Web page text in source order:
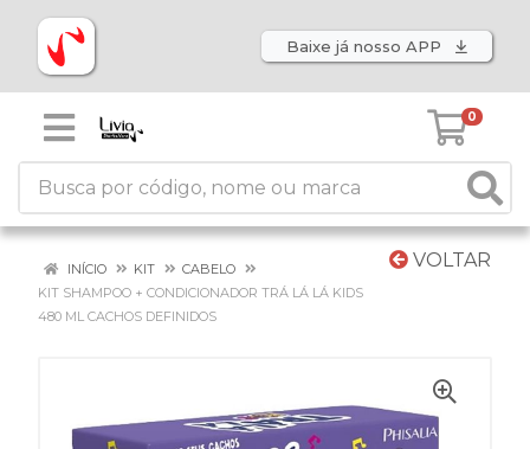
Baixe já nosso APP
0
VOLTAR
INÍCIO KIT
CABELO
KIT SHAMPOO + CONDICIONADOR TRÁ LÁ LÁ KIDS
480 ML CACHOS DEFINIDOS